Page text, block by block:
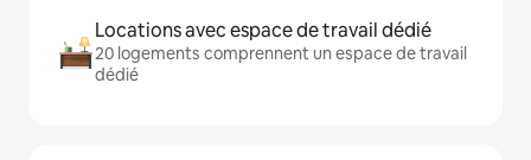
Locations avec espace de travail dédié
20 logements comprennent un espace de travail
dédié